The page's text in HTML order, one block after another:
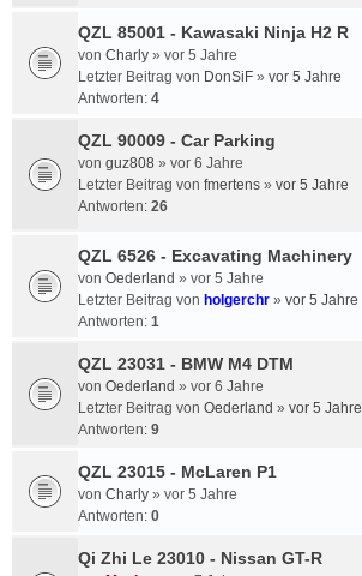
QZL 85001 - Kawasaki Ninja H2 R
von Charly » vor 5 Jahre
Letzter Beitrag von DonSiF » vor 5 Jahre
Antworten: 4
QZL 90009 - Car Parking
von guz808 » vor 6 Jahre
Letzter Beitrag von fmertens » vor 5 Jahre
Antworten: 26
QZL 6526 - Excavating Machinery
von Oederland » vor 5 Jahre
Letzter Beitrag von holgerchr » vor 5 Jahre
Antworten: 1
QZL 23031 - BMW M4 DTM
von Oederland » vor 6 Jahre
Letzter Beitrag von Oederland » vor 5 Jahre
Antworten: 9
QZL 23015 - McLaren P1
von Charly » vor 5 Jahre
Antworten: 0
Qi Zhi Le 23010 - Nissan GT-R